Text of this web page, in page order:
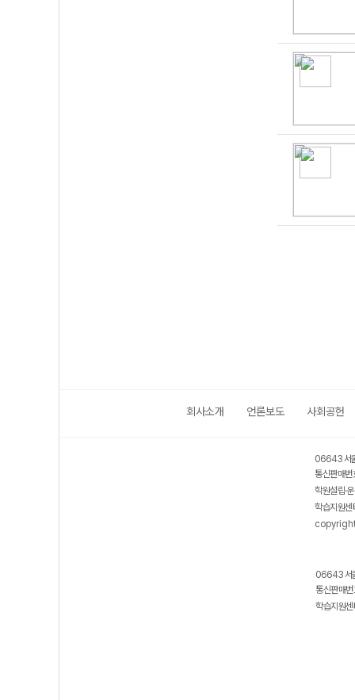
회사소개 언론보도 사회공헌
06643 서
통신판매
학원설립·
학습지원
06643 서
통신판매
학습지원